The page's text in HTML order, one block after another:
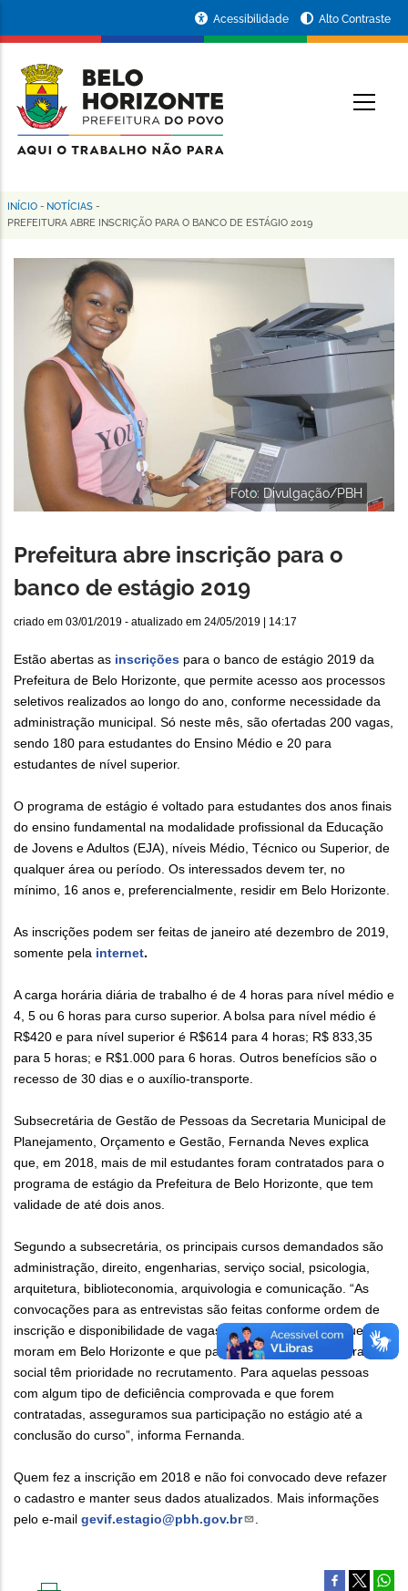
conteúdo
principal
da
Prefeitura
de
Horizonte
Acessibilidade Alto Contraste
Trilha
navegação
INÍCIO - NOTÍCIAS -
PREFEITURA ABRE INSCRIÇÃO PARA O BANCO DE ESTÁGIO 2019
Foto: Divulgação/PBH
Prefeitura abre inscrição para o
banco de estágio 2019
criado em 03/01/2019 - atualizado em 24/05/2019 | 14:17
Estão abertas as inscrições para o banco de estágio 2019 da
Prefeitura de Belo Horizonte, que permite acesso aos processos
seletivos realizados ao longo do ano, conforme necessidade da
administração municipal. Só neste mês, são ofertadas 200 vagas,
sendo 180 para estudantes do Ensino Médio e 20 para
estudantes de nível superior.
O programa de estágio é voltado para estudantes dos anos finais
do ensino fundamental na modalidade profissional da Educação
de Jovens e Adultos (EJA), níveis Médio, Técnico ou Superior, de
qualquer área ou período. Os interessados devem ter, no
mínimo, 16 anos e, preferencialmente, residir em Belo Horizonte.
As inscrições podem ser feitas de janeiro até dezembro de 2019,
somente pela internet.
A carga horária diária de trabalho é de 4 horas para nível médio e
4, 5 ou 6 horas para curso superior. A bolsa para nível médio é
R$420 e para nível superior é R$614 para 4 horas; R$ 833,35
para 5 horas; e R$1.000 para 6 horas. Outros benefícios são o
recesso de 30 dias e o auxílio-transporte.
Subsecretária de Gestão de Pessoas da Secretaria Municipal de
Planejamento, Orçamento e Gestão, Fernanda Neves explica
que, em 2018, mais de mil estudantes foram contratados para o
programa de estágio da Prefeitura de Belo Horizonte, que tem
validade de até dois anos.
Segundo a subsecretária, os principais cursos demandados são
administração, direito, engenharias, serviço social, psicologia,
arquitetura, biblioteconomia, arquivologia e comunicação. “As
convocações para as entrevistas são feitas conforme ordem de
inscrição e disponibilidade de vagas, mas os estudantes que
moram em Belo Horizonte e que participam de algum programa
social têm prioridade no recrutamento. Para aquelas pessoas
com algum tipo de deficiência comprovada e que forem
contratadas, asseguramos sua participação no estágio até a
conclusão do curso”, informa Fernanda.
Quem fez a inscrição em 2018 e não foi convocado deve refazer
o cadastro e manter seus dados atualizados. Mais informações
pelo e-mail gevif.estagio@pbh.gov.br .